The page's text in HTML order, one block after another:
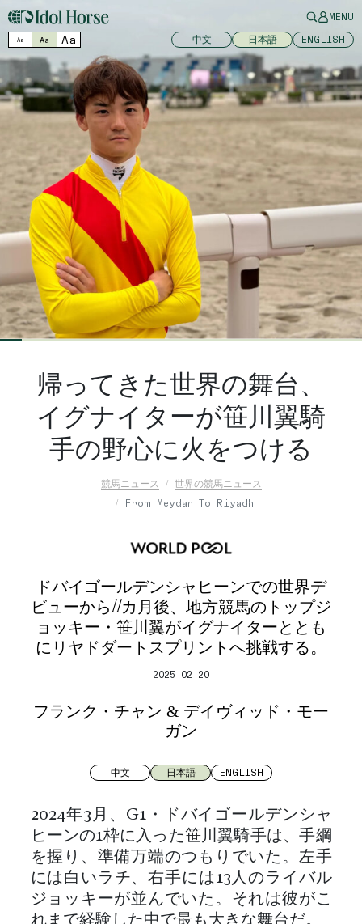
MENU
Aa Aa Aa 中文 日本語 ENGLISH
帰ってきた世界の舞台、
イグナイターが笹川翼騎
手の野心に火をつける
競馬ニュース
世界の競馬ニュース
From Meydan To Riyadh
ドバイゴールデンシャヒーンでの世界デ
ビューから11カ月後、地方競馬のトップジ
ョッキー・笹川翼がイグナイターととも
にリヤドダートスプリントへ挑戦する。
2025 02 20
フランク・チャン & デイヴィッド・モー
ガン
中文 日本語 ENGLISH
2024年3月、G1・ドバイゴールデンシャ
ヒーンの1枠に入った笹川翼騎手は、手綱
を握り、準備万端のつもりでいた。左手
には白いラチ、右手には13人のライバル
ジョッキーが並んでいた。それは彼がこ
れまで経験した中で最も大きな舞台だ。